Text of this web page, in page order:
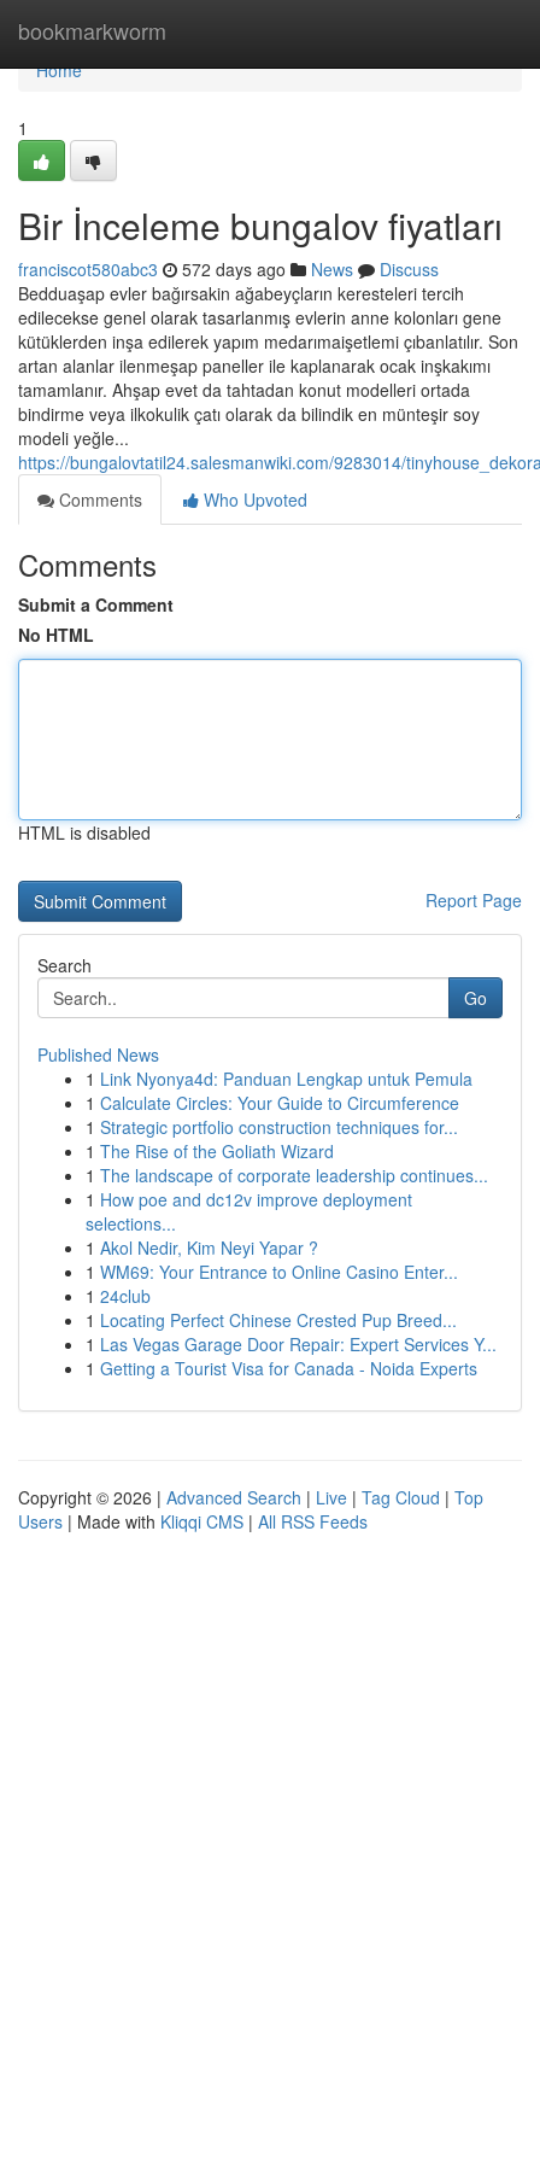
bookmarkworm
Home
Home
1
Bir İnceleme bungalov fiyatları
franciscot580abc3 572 days ago News
Discuss
Bedduaşap evler bağırsakin ağabeyçların keresteleri tercih
edilecekse genel olarak tasarlanmış evlerin anne kolonları gene
kütüklerden inşa edilerek yapım medarımaişetlemi çıbanlatılır. Son
artan alanlar ilenmeşap paneller ile kaplanarak ocak inşkakımı
tamamlanır. Ahşap evet da tahtadan konut modelleri ortada
bindirme veya ilkokulik çatı olarak da bilindik en münteşir soy
modeli yeğle...
https://bungalovtatil24.salesmanwiki.com/9283014/
Comments
Who Upvoted
Comments
Submit a Comment
No HTML
HTML is disabled
Report Page
Search
Go
Published News
1 Link Nyonya4d: Panduan Lengkap untuk Pemula
1 Calculate Circles: Your Guide to Circumference
1 Strategic portfolio construction techniques for...
1 The Rise of the Goliath Wizard
1 The landscape of corporate leadership continues...
1 How poe and dc12v improve deployment
selections...
1 Akol Nedir, Kim Neyi Yapar ?
1 WM69: Your Entrance to Online Casino Enter...
1 24club
1 Locating Perfect Chinese Crested Pup Breed...
1 Las Vegas Garage Door Repair: Expert Services Y...
1 Getting a Tourist Visa for Canada - Noida Experts
Copyright © 2026 | Advanced Search | Live | Tag Cloud | Top
Users | Made with Kliqqi CMS | All RSS Feeds